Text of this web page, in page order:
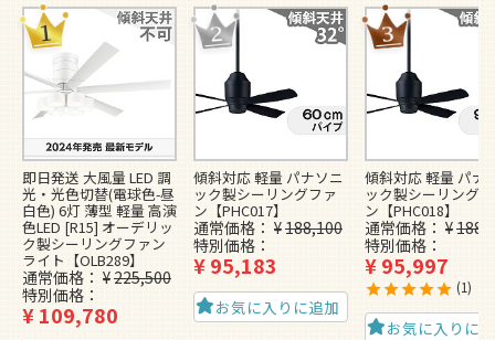
即日発送 大風量 LED 調
光・光色切替(電球色-昼
白色) 6灯 薄型 軽量 高演
色LED [R15] オーデリッ
ク製シーリングファン
ライト【OLB289】
通常価格 ¥225,500
特別価格
¥109,780
傾斜対応 軽量 パナソニ
ック製シーリングファ
ン【PHC017】
通常価格 ¥188,100
特別価格
¥95,183
お気に入りに追加
傾斜対応 軽量 パナ
ック製シーリング
ン【PHC018】
通常価格 ¥
特別価格
¥95,997
1
お気に入りに